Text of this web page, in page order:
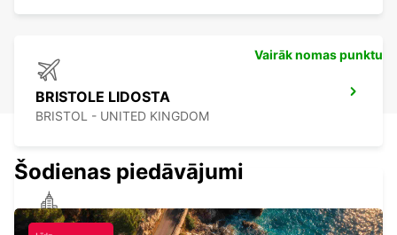
BRISTOLE LIDOSTA
BRISTOL - UNITED KINGDOM
BRISTOL SOUTH
Vairāk nomas punktu
Šodienas piedāvājumi